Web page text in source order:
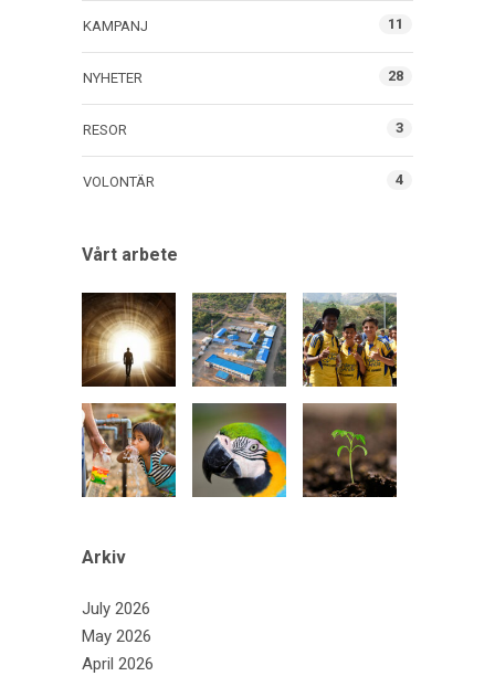
KAMPANJ 11
NYHETER 28
RESOR 3
VOLONTÄR 4
Vårt arbete
Arkiv
July 2026
May 2026
April 2026